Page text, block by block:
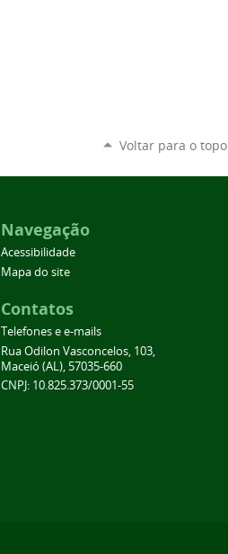
Voltar para o topo
Navegação
Acessibilidade
Mapa do site
Contatos
Telefones e e-mails
Rua Odilon Vasconcelos, 103,
Maceió (AL), 57035-660
CNPJ: 10.825.373/0001-55